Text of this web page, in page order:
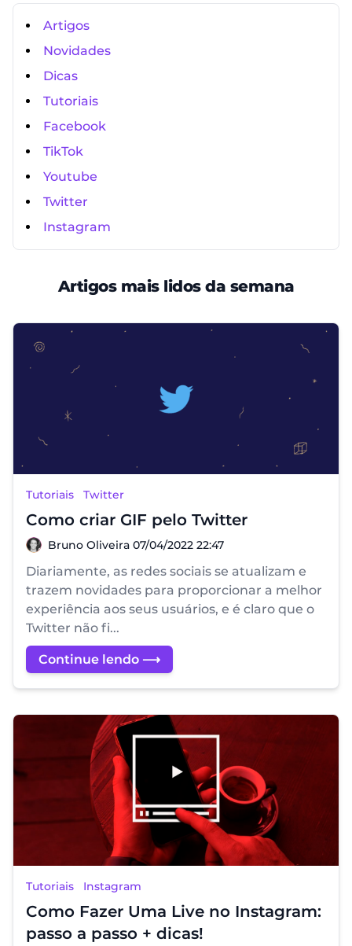
Artigos
Novidades
Dicas
Tutoriais
Facebook
TikTok
Youtube
Twitter
Instagram
Artigos mais lidos da semana
Tutoriais Twitter
Como criar GIF pelo Twitter
Bruno Oliveira
Bruno Oliveira 07/04/2022 22:47
Diariamente, as redes sociais se atualizam e
trazem novidades para proporcionar a melhor
experiência aos seus usuários, e é claro que o
Twitter não fi...
Continue lendo ⟶
Tutoriais Instagram
Como Fazer Uma Live no Instagram:
passo a passo + dicas!